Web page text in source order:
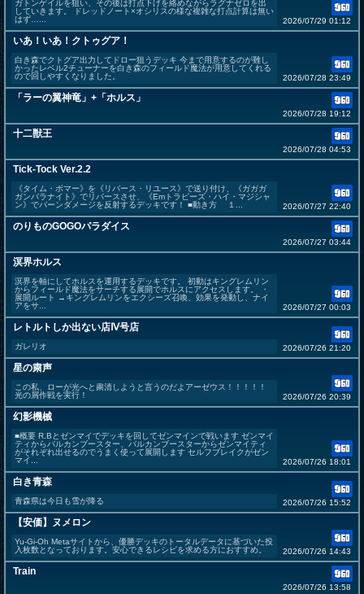
ガトンゲイルを狙い、その後は打点下げを絡めながらラグナゼロを出
していきます。 ドレッドノート×オシリスの様な複雑な打点計算は無い
はず…...
2026/07/29 01:12
いあ！いあ！クトゥグア！
白き森でクトグア出力してドロー狙うデッキ 今まで用意するのが難し
かったレベル2チューナーを白き森のフィールド魔法が用意してくれる
ので回しやすくなりました。
2026/07/28 23:49
「ラーの翼神竜」+「ホルス」
2026/07/28 19:12
十二獣王
2026/07/28 04:53
Tick-Tock Ver.2.2
《タイム・ボマー》を《リバース・リユース》で送り付け、《ガガガ
ガンバラナイト》でリバースさせ、《Emトラピーズ・ハイ・マジシャ
ン》でバーンダメージを反射するデッキです！ ■動き方 １...
2026/07/27 22:40
のりものGOGOパラダイス
2026/07/27 03:44
溟界ホルス
溟界を軸にしてホルスを運用するデッキです。 初動はキングレムリン
からフィールド魔法をサーチする展開でホルスにアクセスします。 ・
展開ルート →キングレムリンをエクシーズ召喚、効果を発動し、ナイ
アをサ...
2026/07/27 00:03
レトルトしか出ない店Ⅳ号店
ガレリオ 2026/07/26 21:20
星の粛声
この私、ローが光へと粛清しようと言うのだよアーゼウス！！！！！
光の屑作戦を実行！
2026/07/26 20:39
幻影機械
■概要 R.Bとゼンマイでデッキを回してゼンマインで戦います ゼンマイ
ティからバルカンブースター、バルカンブースターからゼンマイティ
がそれぞれ出せるのでうまく使って展開します セルフブレイクがゼン
マイ...
2026/07/26 18:01
白き青森
青森県は今日も雪が降る 2026/07/26 15:52
【安価】ヌメロン
Yu-Gi-Oh Metaサイトから、優勝デッキのトータルデータに基づいた投
入枚数となっております。安心できるレシピを求める方におすすめ。
2026/07/26 14:43
Train
2026/07/26 13:58